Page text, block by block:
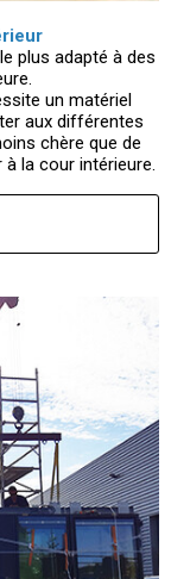
plus adapté à des
un matériel
aux différentes
chère que de
la cour intérieure.